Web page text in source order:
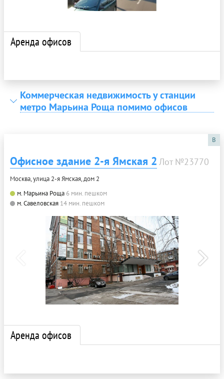
Аренда офисов
Коммерческая недвижимость у станции
метро Марьина Роща помимо офисов
B
Офисное здание 2-я Ямская 2 Лот №23770
Москва, улица 2-я Ямская, дом 2
м. Марьина Роща 6 мин. пешком
м. Савеловская 14 мин. пешком
Аренда офисов